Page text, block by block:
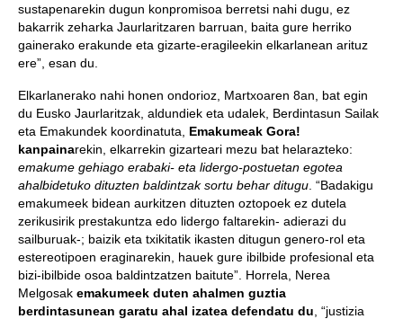
sustapenarekin dugun konpromisoa berretsi nahi dugu, ez
bakarrik zeharka Jaurlaritzaren barruan, baita gure herriko
gainerako erakunde eta gizarte-eragileekin elkarlanean arituz
ere”, esan du.
Elkarlanerako nahi honen ondorioz, Martxoaren 8an, bat egin
du Eusko Jaurlaritzak, aldundiek eta udalek, Berdintasun Sailak
eta Emakundek koordinatuta,
Emakumeak Gora!
kanpainarekin, elkarrekin gizarteari mezu bat helarazteko:
emakume gehiago erabaki- eta lidergo-postuetan egotea
ahalbidetuko dituzten baldintzak sortu behar ditugu . “Badakigu
emakumeek bidean aurkitzen dituzten oztopoek ez dutela
zerikusirik prestakuntza edo lidergo faltarekin- adierazi du
sailburuak-; baizik eta txikitatik ikasten ditugun genero-rol eta
estereotipoen eraginarekin, hauek gure ibilbide profesional eta
bizi-ibilbide osoa baldintzatzen baitute”. Horrela, Nerea
Melgosak emakumeek duten ahalmen guztia
berdintasunean garatu ahal izatea defendatu du , “justizia